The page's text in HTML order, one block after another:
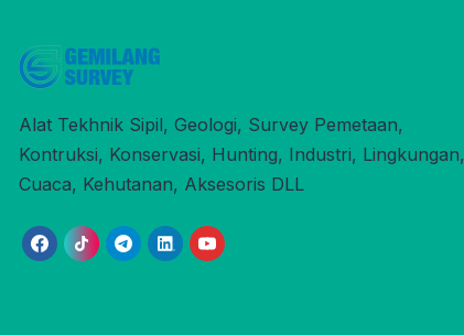
Alat Tekhnik Sipil, Geologi, Survey Pemetaan,
Kontruksi, Konservasi, Hunting, Industri, Lingkungan,
Cuaca, Kehutanan, Aksesoris DLL